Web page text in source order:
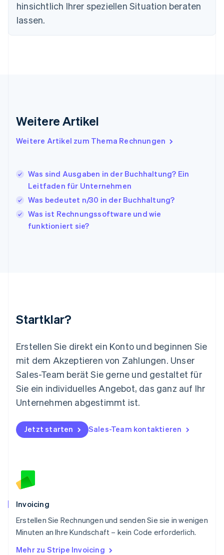
hinsichtlich Ihrer speziellen Situation beraten
lassen.
Weitere Artikel
Weitere Artikel zum Thema Rechnungen
Was sind Ausgaben in der Buchhaltung? Ein
Leitfaden für Unternehmen
Was bedeutet n/30 in der Buchhaltung?
Was ist Rechnungssoftware und wie
funktioniert sie?
Startklar?
Erstellen Sie direkt ein Konto und beginnen Sie
mit dem Akzeptieren von Zahlungen. Unser
Sales-Team berät Sie gerne und gestaltet für
Sie ein individuelles Angebot, das ganz auf Ihr
Unternehmen abgestimmt ist.
Jetzt starten Sales-Team kontaktieren
Invoicing
Erstellen Sie Rechnungen und senden Sie sie in wenigen
Minuten an Ihre Kundschaft – kein Code erforderlich.
Mehr zu Stripe Invoicing
FrançaisEnglish
Gibraltar
Japan
Kanada
EnglishItaliano
Lettland
Liechtenstein
Deutsch English
Litauen
Español English
Niederlande
NederlandsEnglish
English
Österreich
Deutsch
Polen
Portugal
PortuguêsEnglish
Schweden
Schweiz
Singapur
English简体中文
Slowakei
Slowenien